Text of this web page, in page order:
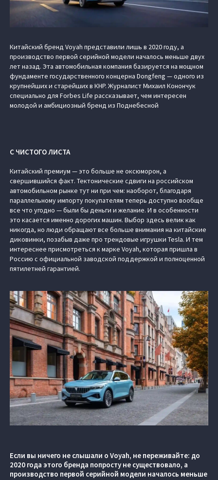
Китайский бренд Voyah представили лишь в 2020 году, а
производство первой серийной модели началось меньше двух
лет назад. Эта автомобильная компания базируется на мощном
фундаменте государственного концерна Dongfeng — одного из
крупнейших и старейших в КНР. Журналист Михаил Конончук
специально для Forbes Life рассказывает, чем интересен
молодой и амбициозный бренд из Поднебесной
С ЧИСТОГО ЛИСТА
Китайский премиум — это больше не оксюморон, а
свершившийся факт. Тектонические сдвиги на российском
автомобильном рынке тут ни при чем: наоборот, благодаря
параллельному импорту покупателям теперь доступно вообще
все что угодно — были бы деньги и желание. И в особенности
это касается именно дорогих машин. Выбор здесь велик как
никогда, но люди обращают все больше внимания на китайские
диковинки, позабыв даже про трендовые игрушки Tesla. И тем
интереснее присмотреться к марке Voyah, которая пришла в
Россию с официальной заводской поддержкой и полноценной
пятилетней гарантией.
Если вы ничего не слышали о Voyah, не переживайте: до
2020 года этого бренда попросту не существовало, а
производство первой серийной модели началось меньше